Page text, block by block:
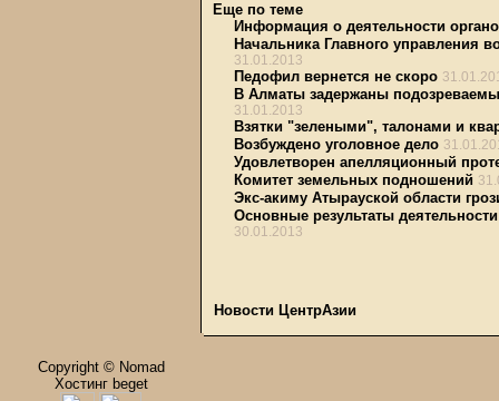
Еще по теме
Информация о деятельности
Начальника Главного управления
31.01.2013
Педофил вернется не скоро
В Алматы задержаны
31.01.2013
Взятки "зелеными", талонами и
Возбуждено уголовное дело
Удовлетворен апелляционный
Комитет земельных подношений
Экс-акиму Атырауской области
Основные результаты
30.01.2013
Новости ЦентрАзии
Copyright © Nomad
Хостинг beget